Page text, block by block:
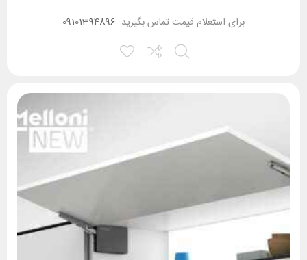
برای استعلام قیمت تماس بگیرید. 09101394896